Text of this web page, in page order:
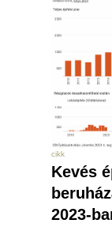
cikk
Kevés
2023-